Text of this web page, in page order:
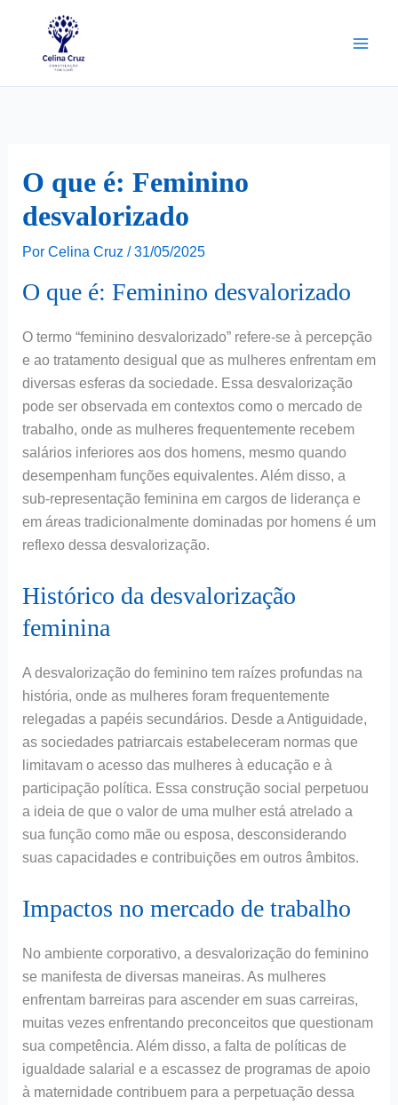
O que é: Feminino
desvalorizado
Por Celina Cruz / 31/05/2025
O que é: Feminino desvalorizado
O termo “feminino desvalorizado” refere-se à percepção
e ao tratamento desigual que as mulheres enfrentam em
diversas esferas da sociedade. Essa desvalorização
pode ser observada em contextos como o mercado de
trabalho, onde as mulheres frequentemente recebem
salários inferiores aos dos homens, mesmo quando
desempenham funções equivalentes. Além disso, a
sub-representação feminina em cargos de liderança e
em áreas tradicionalmente dominadas por homens é um
reflexo dessa desvalorização.
Histórico da desvalorização
feminina
A desvalorização do feminino tem raízes profundas na
história, onde as mulheres foram frequentemente
relegadas a papéis secundários. Desde a Antiguidade,
as sociedades patriarcais estabeleceram normas que
limitavam o acesso das mulheres à educação e à
participação política. Essa construção social perpetuou
a ideia de que o valor de uma mulher está atrelado a
sua função como mãe ou esposa, desconsiderando
suas capacidades e contribuições em outros âmbitos.
Impactos no mercado de trabalho
No ambiente corporativo, a desvalorização do feminino
se manifesta de diversas maneiras. As mulheres
enfrentam barreiras para ascender em suas carreiras,
muitas vezes enfrentando preconceitos que questionam
sua competência. Além disso, a falta de políticas de
igualdade salarial e a escassez de programas de apoio
à maternidade contribuem para a perpetuação dessa